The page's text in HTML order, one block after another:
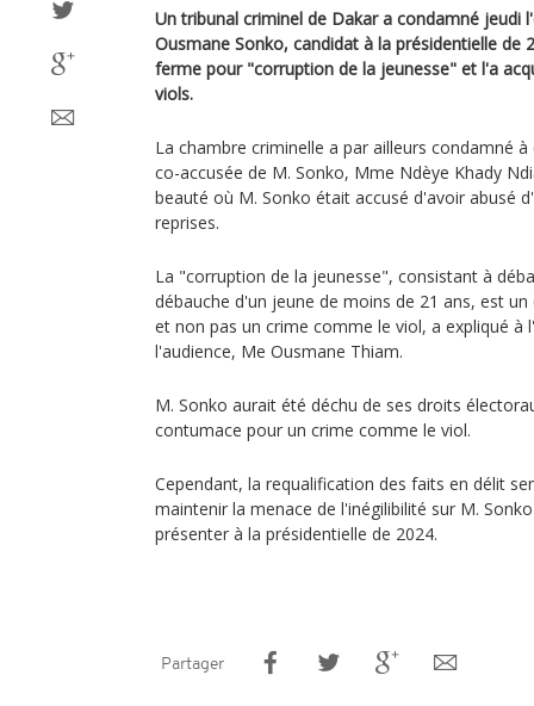
Un tribunal criminel de Dakar a condamné jeudi
Ousmane Sonko, candidat à la présidentielle de
ferme pour "corruption de la jeunesse" et l'a
viols.
La chambre criminelle a par ailleurs condamné
co-accusée de M. Sonko, Mme Ndèye Khady
beauté où M. Sonko était accusé d'avoir abusé
reprises.
La "corruption de la jeunesse", consistant à
débauche d'un jeune de moins de 21 ans, est
et non pas un crime comme le viol, a expliqué à
l'audience, Me Ousmane Thiam.
M. Sonko aurait été déchu de ses droits
contumace pour un crime comme le viol.
Cependant, la requalification des faits en délit
maintenir la menace de l'inégilibilité sur M.
présenter à la présidentielle de 2024.
Partager